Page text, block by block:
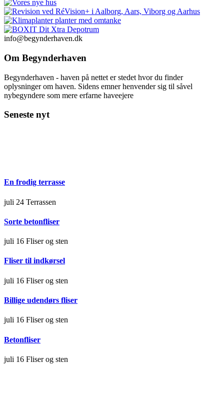
info@begynderhaven.dk
Om Begynderhaven
Begynderhaven - haven på nettet er stedet hvor du finder
oplysninger om haven. Sidens emner henvender sig til såvel
nybegyndere som mere erfarne haveejere
Seneste nyt
En frodig terrasse
juli 24 Terrassen
Sorte betonfliser
juli 16 Fliser og sten
Fliser til indkørsel
juli 16 Fliser og sten
Billige udendørs fliser
juli 16 Fliser og sten
Betonfliser
juli 16 Fliser og sten